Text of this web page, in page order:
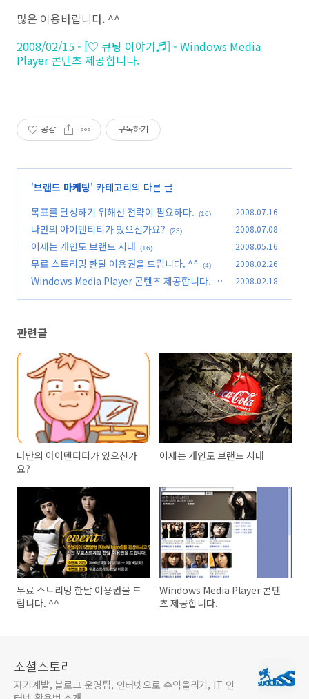
많은 이용바랍니다. ^^
2008/02/15 - [♡ 큐팅 이야기♬] - Windows Media
Player 콘텐츠 제공합니다.
공감 구독하기
'브랜드 마케팅' 카테고리의 다른 글
목표를 달성하기 위해선 전략이 필요하다.
(16) 2008.07.16
나만의 아이덴티티가 있으신가요? (23) 2008.07.08
이제는 개인도 브랜드 시대 (16) 2008.05.16
무료 스트리밍 한달 이용권을 드립니다. ^^ (4) 2008.02.26
Windows Media Player 콘텐츠 제공합니다.
(1
2008.02.18
관련글
나만의 아이덴티티가 있으신가
요?
이제는 개인도 브랜드 시대
무료 스트리밍 한달 이용권을 드
립니다. ^^
Windows Media Player 콘텐
츠 제공합니다.
소셜스토리
자기계발, 블로그 운영팁, 인터넷으로 수익올리기, IT 인